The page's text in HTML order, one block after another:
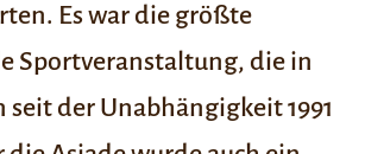
Es war die größte
Sportveranstaltung, die in
der Unabhängigkeit 1991